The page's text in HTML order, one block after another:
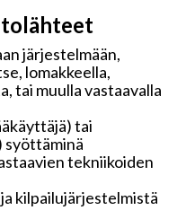
järjestelmään,
lomakkeella,
tai muulla vastaavalla
tai
syöttäminä
tekniikoiden
kilpailujärjestelmistä